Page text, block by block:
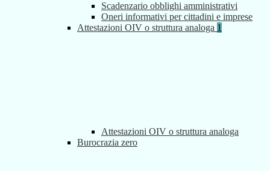
Scadenzario obblighi amministrativi
Oneri informativi per cittadini e imprese
Attestazioni OIV o struttura analoga 1
Attestazioni OIV o struttura analoga
Burocrazia zero